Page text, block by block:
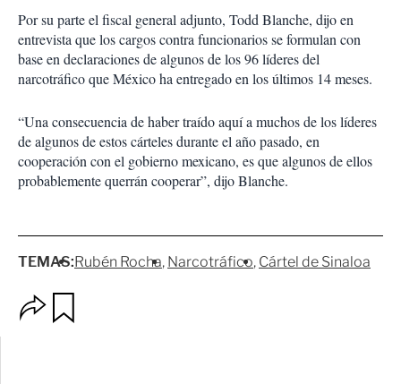
Por su parte el fiscal general adjunto, Todd Blanche, dijo en
entrevista que los cargos contra funcionarios se formulan con
base en declaraciones de algunos de los 96 líderes del
narcotráfico que México ha entregado en los últimos 14 meses.
“Una consecuencia de haber traído aquí a muchos de los líderes
de algunos de estos cárteles durante el año pasado, en
cooperación con el gobierno mexicano, es que algunos de ellos
probablemente querrán cooperar”, dijo Blanche.
TEMAS: Rubén Rocha Narcotráfico Cártel de Sinaloa